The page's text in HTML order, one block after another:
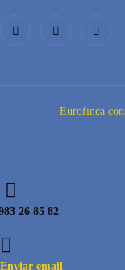
Eurofinca
26 85 82
Enviar email